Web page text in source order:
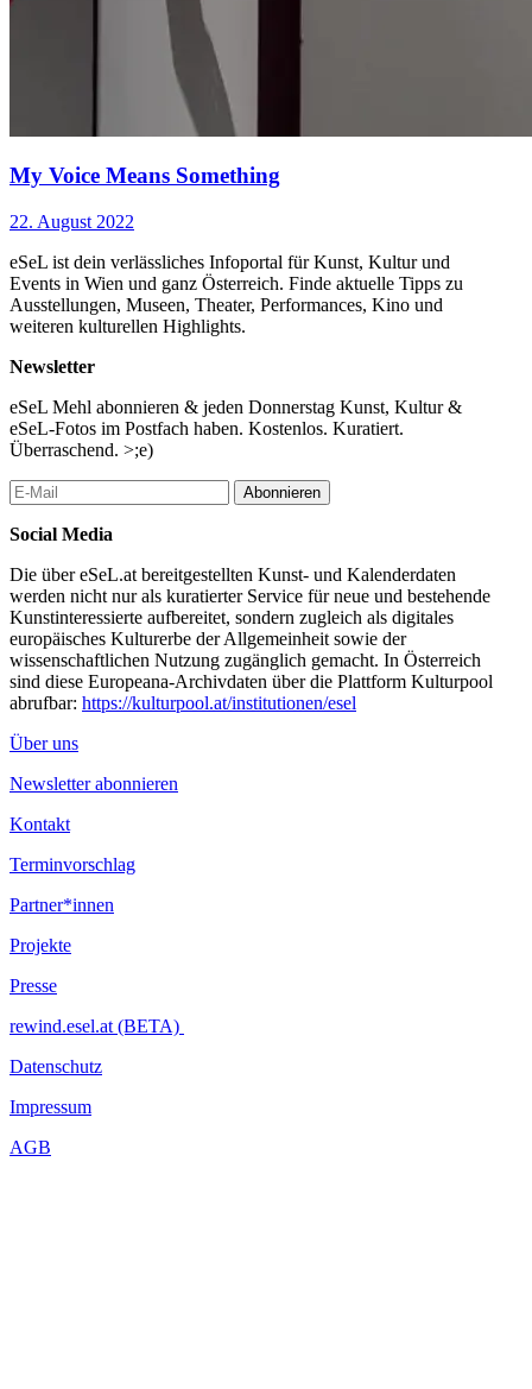
My Voice Means Something
22. August 2022
eSeL ist dein verlässliches Infoportal für Kunst, Kultur und
Events in Wien und ganz Österreich. Finde aktuelle Tipps zu
Ausstellungen, Museen, Theater, Performances, Kino und
weiteren kulturellen Highlights.
Newsletter
eSeL Mehl abonnieren & jeden Donnerstag Kunst, Kultur &
eSeL-Fotos im Postfach haben. Kostenlos. Kuratiert.
Überraschend. >;e)
Abonnieren
Social Media
Die über eSeL.at bereitgestellten Kunst- und Kalenderdaten
werden nicht nur als kuratierter Service für neue und bestehende
Kunstinteressierte aufbereitet, sondern zugleich als digitales
europäisches Kulturerbe der Allgemeinheit sowie der
wissenschaftlichen Nutzung zugänglich gemacht. In Österreich
sind diese Europeana-Archivdaten über die Plattform Kulturpool
abrufbar: https://kulturpool.at/institutionen/esel
Über uns
Newsletter abonnieren
Kontakt
Terminvorschlag
Partner*innen
Projekte
Presse
rewind.esel.at (BETA)
Datenschutz
Impressum
AGB